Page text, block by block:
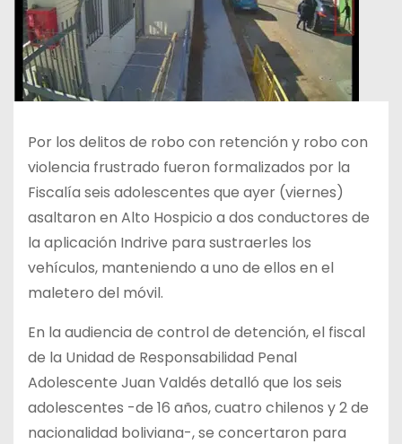
Por los delitos de robo con retención y robo con
violencia frustrado fueron formalizados por la
Fiscalía seis adolescentes que ayer (viernes)
asaltaron en Alto Hospicio a dos conductores de
la aplicación Indrive para sustraerles los
vehículos, manteniendo a uno de ellos en el
maletero del móvil.
En la audiencia de control de detención, el fiscal
de la Unidad de Responsabilidad Penal
Adolescente Juan Valdés detalló que los seis
adolescentes -de 16 años, cuatro chilenos y 2 de
nacionalidad boliviana-, se concertaron para